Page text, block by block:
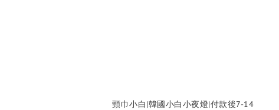
頸巾小白|韓國小白小夜燈|付款後7-14